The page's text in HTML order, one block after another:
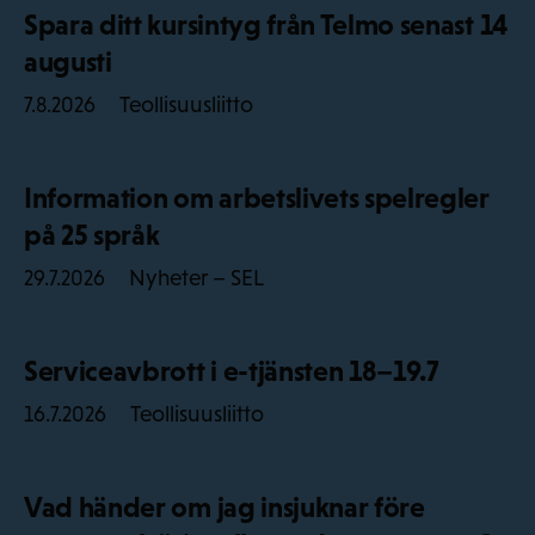
Spara ditt kursintyg från Telmo senast 14
augusti
7.8.2026 Teollisuusliitto
Information om arbetslivets spelregler
på 25 språk
29.7.2026 Nyheter – SEL
Serviceavbrott i e-tjänsten 18–19.7
16.7.2026 Teollisuusliitto
Vad händer om jag insjuknar före